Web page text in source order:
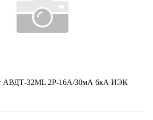
АВДТ-32ML 2Р-16А/30мА 6кА ИЭК